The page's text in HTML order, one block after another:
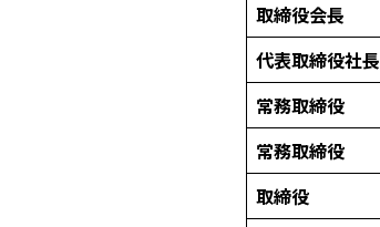
取締役会長
代表取締役社長
常務取締役
常務取締役
取締役